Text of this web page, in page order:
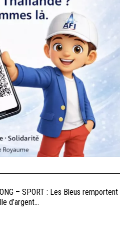
– SPORT : Les Bleus remportent
d’argent...